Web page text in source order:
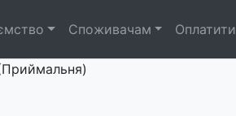
Споживачам Оплатити